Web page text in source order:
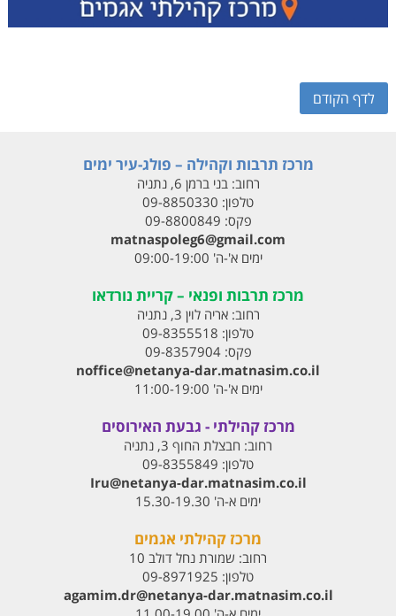
לדף הקודם
מרכז תרבות וקהילה – פולג-עיר ימים
רחוב:בני ברמן 6, נתניה
טלפון: 09-8850330
פקס: 09-8800849
matnaspoleg6@gmail.com
ימים א'-ה' 09:00-19:00
מרכז תרבות ופנאי – קריית נורדאו
רחוב:אריה לוין 3, נתניה
טלפון: 09-8355518
פקס:09-8357904
noffice@netanya-dar.matnasim.co.il
ימים א'-ה' 11:00-19:00
מרכז קהילתי - גבעת האירוסים
רחוב: חבצלת החוף 3, נתניה
טלפון: 09-8355849
Iru@netanya-dar.matnasim.co.il‏
ימים א-ה' 15.30-19.30
מרכז קהילתי אגמים
רחוב: שמורת נחל דולב 10
טלפון: 09-8971925
agamim.dr@netanya-dar.matnasim.co.il‏